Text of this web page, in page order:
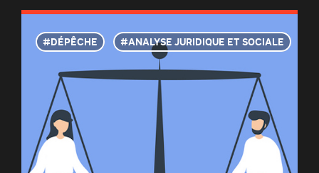
DÉPÊCHE ANALYSE JURIDIQUE ET SOCIALE